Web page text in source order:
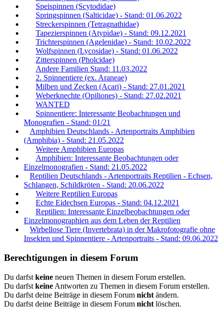
Speispinnen (Scytodidae)
Springspinnen (Salticidae) - Stand: 01.06.2022
Streckerspinnen (Tetragnathidae)
Tapezierspinnen (Atypidae) - Stand: 09.12.2021
Trichterspinnen (Agelenidae) - Stand: 10.02.2022
Wolfspinnen (Lycosidae) - Stand: 01.06.2022
Zitterspinnen (Pholcidae)
Andere Familien Stand: 11.03.2022
2. Spinnentiere (ex. Araneae)
Milben und Zecken (Acari) - Stand: 27.01.2021
Weberknechte (Opiliones) - Stand: 27.02.2021
WANTED
Spinnentiere: Interessante Beobachtungen und
Monografien - Stand: 01/21
Amphibien Deutschlands - Artenportraits Amphibien
(Amphibia) - Stand: 21.05.2022
Weitere Amphibien Europas
Amphibien: Interessante Beobachtungen oder
Einzelmonografien - Stand: 21.05.2022
Reptilien Deutschlands - Artenportraits Reptilien - Echsen,
Schlangen, Schildkröten - Stand: 20.06.2022
Weitere Reptilien Europas
Echte Eidechsen Europas - Stand: 04.12.2021
Reptilien: Interessante Einzelbeobachtungen oder
Einzelmonographien aus dem Leben der Reptilien
Wirbellose Tiere (Invertebrata) in der Makrofotografie ohne
Insekten und Spinnentiere - Artenportraits - Stand: 09.06.2022
Berechtigungen in diesem Forum
Du darfst keine neuen Themen in diesem Forum erstellen.
Du darfst keine Antworten zu Themen in diesem Forum erstellen.
Du darfst deine Beiträge in diesem Forum nicht ändern.
Du darfst deine Beiträge in diesem Forum nicht löschen.